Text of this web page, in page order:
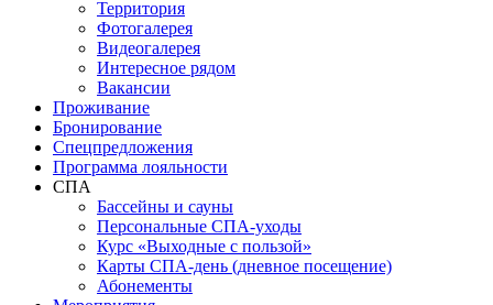
Территория
Фотогалерея
Видеогалерея
Интересное рядом
Вакансии
Проживание
Бронирование
Спецпредложения
Программа лояльности
СПА
Бассейны и сауны
Персональные СПА-уходы
Курс «Выходные с пользой»
Карты СПА-день (дневное посещение)
Абонементы